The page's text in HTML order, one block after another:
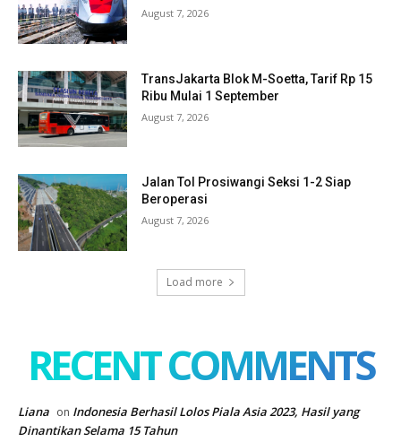
August 7, 2026
TransJakarta Blok M-Soetta, Tarif Rp 15
Ribu Mulai 1 September
August 7, 2026
Jalan Tol Prosiwangi Seksi 1-2 Siap
Beroperasi
August 7, 2026
Load more
RECENT COMMENTS
Liana on Indonesia Berhasil Lolos Piala Asia 2023, Hasil yang
Dinantikan Selama 15 Tahun